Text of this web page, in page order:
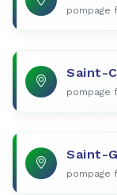
pompage
Saint-
pompage
Saint-
pompage